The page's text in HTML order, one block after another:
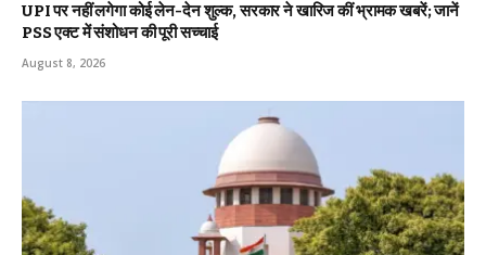
UPI पर नहीं लगेगा कोई लेन-देन शुल्क, सरकार ने खारिज कीं भ्रामक खबरें; जानें
PSS एक्ट में संशोधन की पूरी सच्चाई
August 8, 2026